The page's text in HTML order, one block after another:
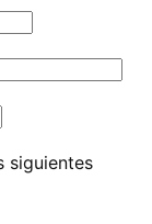
siguientes